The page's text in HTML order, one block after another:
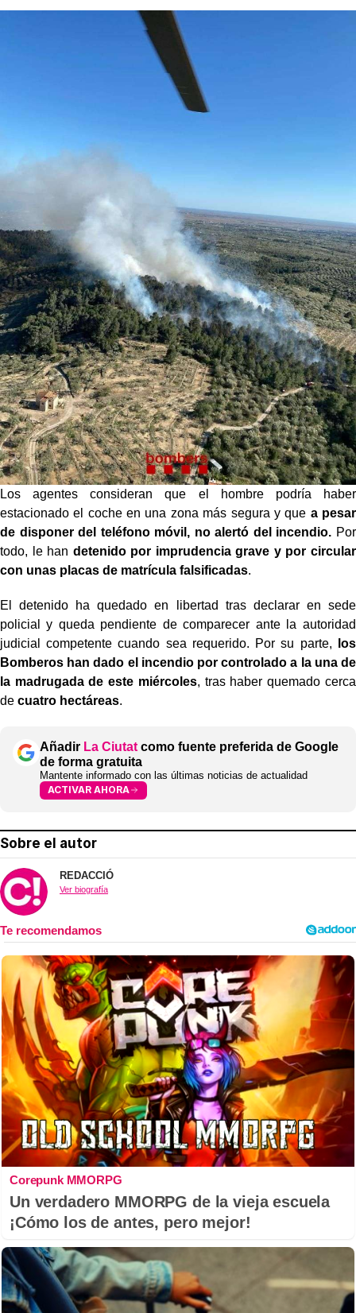
Los agentes consideran que el hombre podría haber
estacionado el coche en una zona más segura y que a pesar
de disponer del teléfono móvil, no alertó del incendio. Por
todo, le han detenido por imprudencia grave y por circular
con unas placas de matrícula falsificadas.
El detenido ha quedado en libertad tras declarar en sede
policial y queda pendiente de comparecer ante la autoridad
judicial competente cuando sea requerido. Por su parte, los
Bomberos han dado el incendio por controlado a la una de
la madrugada de este miércoles, tras haber quemado cerca
de cuatro hectáreas.
Añadir La Ciutat como fuente preferida de Google
de forma gratuita
Mantente informado con las últimas noticias de actualidad
ACTIVAR AHORA
Sobre el autor
REDACCIÓ
Ver biografía
Corepunk MMORPG
Un verdadero MMORPG de la vieja escuela
¡Cómo los de antes, pero mejor!